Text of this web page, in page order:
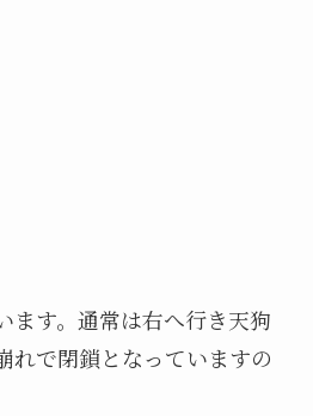
ます。通常は右へ行き天狗
れで閉鎖となっていますの